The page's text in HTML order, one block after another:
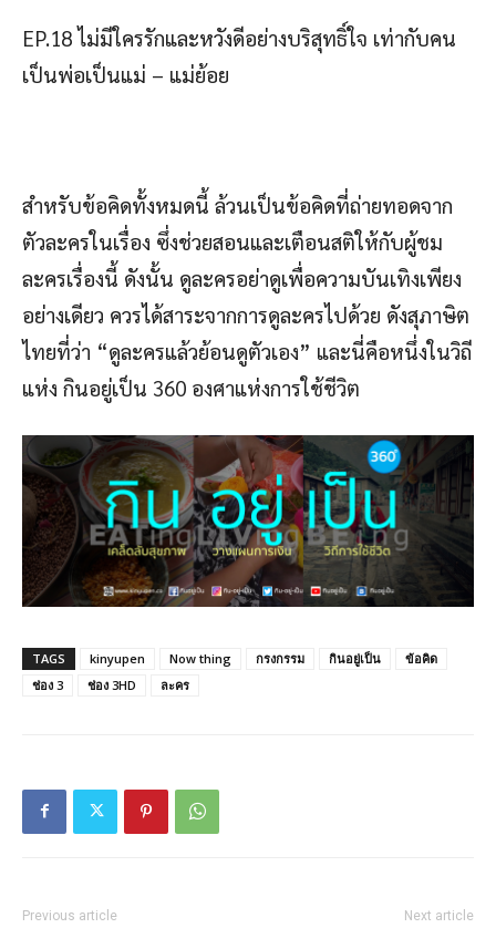
EP.18 ไม่มีใครรักและหวังดีอย่างบริสุทธิ์ใจ เท่ากับคน
เป็นพ่อเป็นแม่ – แม่ย้อย
สำหรับข้อคิดทั้งหมดนี้ ล้วนเป็นข้อคิดที่ถ่ายทอดจาก
ตัวละครในเรื่อง ซึ่งช่วยสอนและเตือนสติให้กับผู้ชม
ละครเรื่องนี้ ดังนั้น ดูละครอย่าดูเพื่อความบันเทิงเพียง
อย่างเดียว ควรได้สาระจากการดูละครไปด้วย ดังสุภาษิต
ไทยที่ว่า “ดูละครแล้วย้อนดูตัวเอง” และนี่คือหนึ่งในวิถี
แห่ง กินอยู่เป็น 360 องศาแห่งการใช้ชีวิต
TAGS kinyupen Now thing กรงกรรม กินอยู่เป็น
ข้อคิด
ช่อง 3
ช่อง 3HD ละคร
Previous article Next article